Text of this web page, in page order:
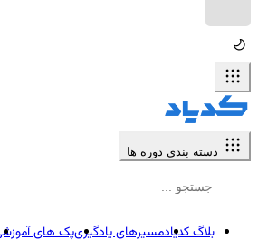
دسته بندی دوره ها
بلاگ کدیادمسیرهای یادگیریپک های